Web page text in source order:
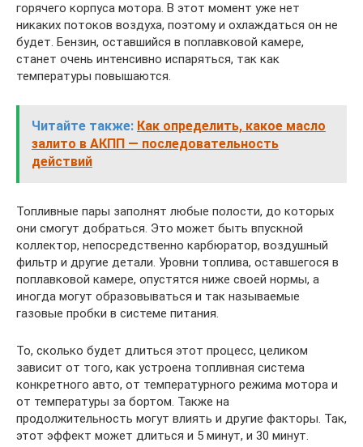
горячего корпуса мотора. В этот момент уже нет
никаких потоков воздуха, поэтому и охлаждаться он не
будет. Бензин, оставшийся в поплавковой камере,
станет очень интенсивно испаряться, так как
температуры повышаются.
Читайте также: Как определить, какое масло
залито в АКПП — последовательность
действий
Топливные пары заполнят любые полости, до которых
они смогут добраться. Это может быть впускной
коллектор, непосредственно карбюратор, воздушный
фильтр и другие детали. Уровни топлива, оставшегося в
поплавковой камере, опустятся ниже своей нормы, а
иногда могут образовываться и так называемые
газовые пробки в системе питания.
То, сколько будет длиться этот процесс, целиком
зависит от того, как устроена топливная система
конкретного авто, от температурного режима мотора и
от температуры за бортом. Также на
продолжительность могут влиять и другие факторы. Так,
этот эффект может длиться и 5 минут, и 30 минут.